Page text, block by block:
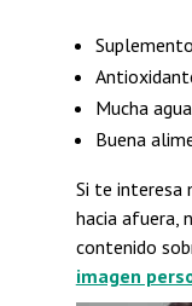
Mucha agua
Buena
Si te interesa
hacia afuera,
contenido
imagen